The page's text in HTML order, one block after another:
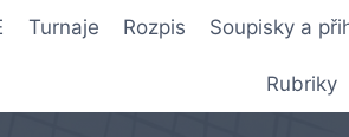
Turnaje Rozpis Soupisky a
Rubriky